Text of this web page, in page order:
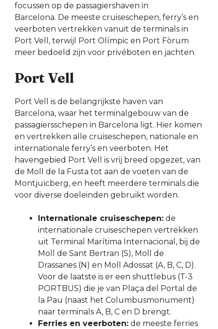
focussen op de passagiershaven in
Barcelona. De meeste cruiseschepen, ferry’s en
veerboten vertrekken vanuit de terminals in
Port Vell, terwijl Port Olímpic en Port Fòrum
meer bedoeld zijn voor privéboten en jachten.
Port Vell
Port Vell is de belangrijkste haven van
Barcelona, waar het terminalgebouw van de
passagiersschepen in Barcelona ligt. Hier komen
en vertrekken alle cruiseschepen, nationale en
internationale ferry’s en veerboten. Het
havengebied Port Vell is vrij breed opgezet, van
de Moll de la Fusta tot aan de voeten van de
Montjuïcberg, en heeft meerdere terminals die
voor diverse doeleinden gebruikt worden.
Internationale cruiseschepen: de
internationale cruiseschepen vertrekken
uit Terminal Marítima Internacional, bij de
Moll de Sant Bertran (S), Moll de
Drassanes (N) en Moll Adossat (A, B, C, D).
Voor de laatste is er een shuttlebus (T-3
PORTBUS) die je van Plaça del Portal de
la Pau (naast het Columbusmonument)
naar terminals A, B, C en D brengt.
Ferries en veerboten: de meeste ferries